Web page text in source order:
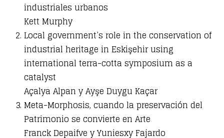
industriales urbanos
Kett Murphy
Local government’s role in the conservation of
industrial heritage in Eskişehir using
international terra-cotta symposium as a
catalyst
Açalya Alpan y Ayşe Duygu Kaçar
Meta-Morphosis, cuando la preservación del
Patrimonio se convierte en Arte
Franck Depaifve y Yuniesxy Fajardo